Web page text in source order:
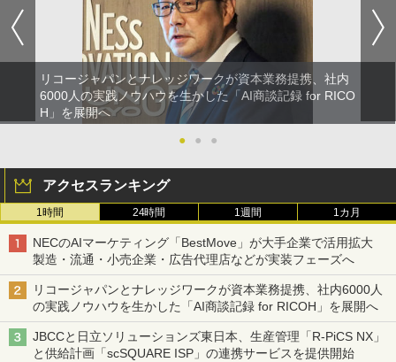
リコージャパンとナレッジワークが資本業務提携、社内
6000人の実践ノウハウを生かした「AI商談記録 for RICO
H」を展開へ
●
● ●
アクセスランキング
1時間 24時間 1週間 1カ月
NECのAIマーケティング「BestMove」が大手企業で活用拡大
製造・流通・小売企業・広告代理店などが実装フェーズへ
リコージャパンとナレッジワークが資本業務提携、社内6000人
の実践ノウハウを生かした「AI商談記録 for RICOH」を展開へ
JBCCと日立ソリューションズ東日本、生産管理「R-PiCS NX」
と供給計画「scSQUARE ISP」の連携サービスを提供開始